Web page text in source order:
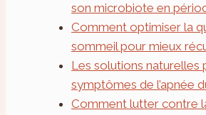
son microbiote en
Comment optimiser la
sommeil pour mieux
Les solutions naturelles
symptômes de l’apnée
Comment lutter contre